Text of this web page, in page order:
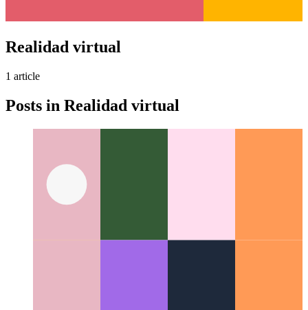
Realidad virtual
1article
Posts inRealidad virtual